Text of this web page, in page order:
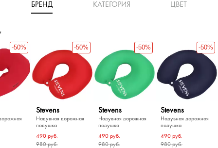
БРЕНД КАТЕГОРИЯ ЦВЕТ
'
-50% -50%
Stevens
Надувная дорожная
подушка
490 руб.
980 руб.
-50%
Stevens
Надувная дорожная
подушка
490 руб.
980 руб.
-50%
Stevens
Надувная дорожная
подушка
490 руб.
980 руб.